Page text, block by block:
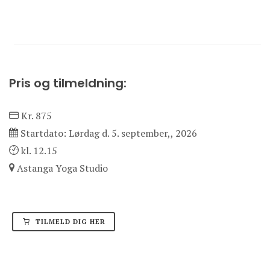
Pris og tilmeldning:
Kr. 875
Startdato: Lørdag d. 5. september,, 2026
kl. 12.15
Astanga Yoga Studio
TILMELD DIG HER